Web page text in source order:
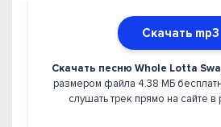
Скачать mp3
Скачать песню Whole Lotta
размером файла 4.38 МБ
слушать трек прямо на сайте